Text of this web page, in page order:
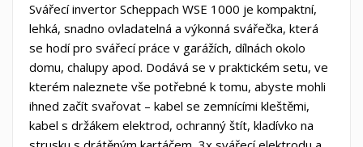
Svářecí invertor Scheppach WSE 1000 je kompaktní,
lehká, snadno ovladatelná a výkonná svářečka, která
se hodí pro svářecí práce v garážích, dílnách okolo
domu, chalupy apod. Dodává se v praktickém setu, ve
kterém naleznete vše potřebné k tomu, abyste mohli
ihned začít svařovat – kabel se zemnícími kleštěmi,
kabel s držákem elektrod, ochranný štít, kladívko na